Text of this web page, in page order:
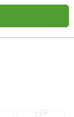
フェア